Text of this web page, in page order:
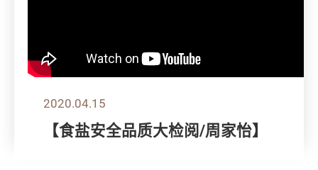
2020.04.15
【食盐安全品质大检阅/周家怡】